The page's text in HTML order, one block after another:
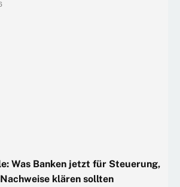
Was Banken jetzt für Steuerung,
klären sollten